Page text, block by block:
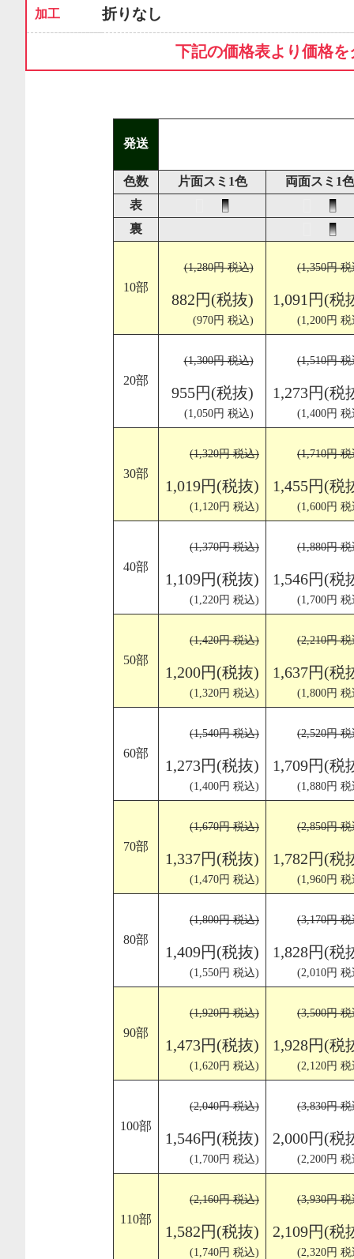
加工 折りなし
下記の価格表より価格
発送
色数 片面スミ1色
両面スミ1色
表
裏
10部
(1,280円 税込)
882円(税抜)
(970円 税込)
(1,350円
1,091円(税
(1,200円
20部
(1,300円 税込)
955円(税抜)
(1,050円 税込)
(1,510円
1,273円(税
(1,400円
30部
(1,320円 税込)
1,019円(税抜)
(1,120円 税込)
(1,710円
1,455円(税
(1,600円
40部
(1,370円 税込)
1,109円(税抜)
(1,220円 税込)
(1,880円
1,546円(税
(1,700円
50部
(1,420円 税込)
1,200円(税抜)
(1,320円 税込)
(2,210円
1,637円(税
(1,800円
60部
(1,540円 税込)
1,273円(税抜)
(1,400円 税込)
(2,520円
1,709円(税
(1,880円
70部
(1,670円 税込)
1,337円(税抜)
(1,470円 税込)
(2,850円
1,782円(税
(1,960円
80部
(1,800円 税込)
1,409円(税抜)
(1,550円 税込)
(3,170円
1,828円(税
(2,010円
90部
(1,920円 税込)
1,473円(税抜)
(1,620円 税込)
(3,500円
1,928円(税
(2,120円
100部
(2,040円 税込)
1,546円(税抜)
(1,700円 税込)
(3,830円
2,000円(税
(2,200円
110部
(2,160円 税込)
1,582円(税抜)
(1,740円 税込)
(3,930円
2,109円(税
(2,320円